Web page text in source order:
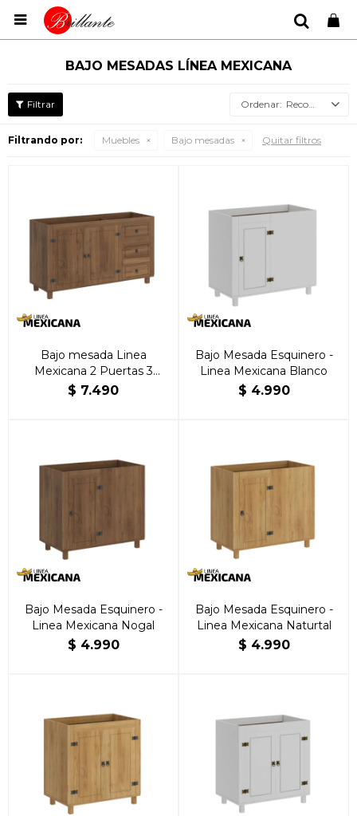

BAJO MESADAS LÍNEA MEXICANA
Recomendados
Filtrando por: Muebles Bajo mesadas Quitar filtros
Bajo mesada Linea
Mexicana 2 Puertas 3
cajones Nogal
$ 7.490
Bajo Mesada Esquinero -
Linea Mexicana Blanco
$ 4.990
Bajo Mesada Esquinero -
Linea Mexicana Nogal
$ 4.990
Bajo Mesada Esquinero -
Linea Mexicana Naturtal
$ 4.990